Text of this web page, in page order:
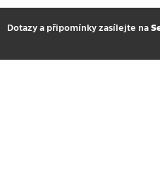
Dotazy a připomínky zasílejte na